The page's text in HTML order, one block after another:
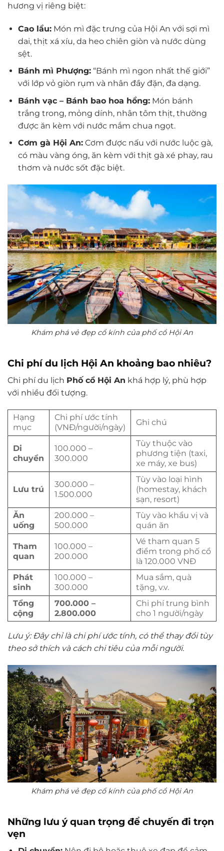
hương vị riêng biệt:
Cao lầu:Món mì đặc trưng của Hội An với sợi mì
dai, thịt xá xíu, da heo chiên giòn và nước dùng
sệt.
Bánh mì Phượng:“Bánh mì ngon nhất thế giới”
với lớp vỏ giòn rụm và nhân đầy đặn, đa dạng.
Bánh vạc – Bánh bao hoa hồng:Món bánh
trắng trong, mỏng dính, nhân tôm thịt, thường
được ăn kèm với nước mắm chua ngọt.
Cơm gà Hội An:Cơm được nấu với nước luộc gà,
có màu vàng óng, ăn kèm với thịt gà xé phay, rau
thơm và nước sốt đặc biệt.
Khám phá vẻ đẹp cổ kính của phố cổ Hội An
Chi phí du lịch Hội An khoảng bao nhiêu?
Chi phí du lịch Phố cổ Hội An khá hợp lý, phù hợp
với nhiều đối tượng.
Hạng
mục
Chi phí ước tính
(VNĐ/người/ngày)
Ghi chú
Di
chuyển
100.000 –
300.000
Tùy thuộc vào
phương tiện (taxi,
xe máy, xe bus)
Lưu trú
300.000 –
1.500.000
Tùy vào loại hình
(homestay, khách
sạn, resort)
Ăn
uống
200.000 –
500.000
Tùy vào khẩu vị và
quán ăn
Tham
quan
100.000 –
200.000
Vé tham quan 5
điểm trong phố cổ
là 120.000 VNĐ
Phát
sinh
100.000 –
300.000
Mua sắm, quà
tặng, v.v.
Tổng
cộng
700.000 –
2.800.000
Chi phí trung bình
cho 1 người/ngày
Lưu ý: Đây chỉ là chi phí ước tính, có thể thay đổi tùy
theo sở thích và cách chi tiêu của mỗi người.
Khám phá vẻ đẹp cổ kính của phố cổ Hội An
Những lưu ý quan trọng để chuyến đi trọn
vẹn